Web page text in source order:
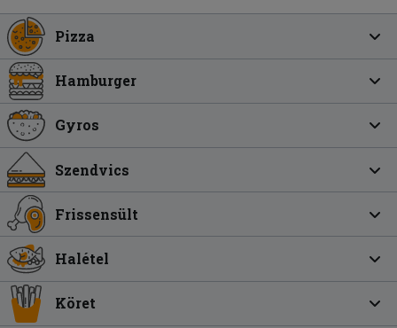
Pizza
Hamburger
Gyros
Szendvics
Frissensült
Halétel
Köret